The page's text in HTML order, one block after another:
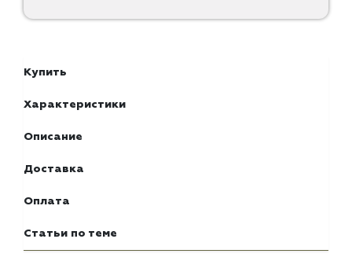
Купить
Характеристики
Описание
Доставка
Оплата
Статьи по теме